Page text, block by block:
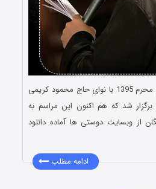
مراسم عزاداری شب هشتم محرم 1395 با نوای حاج محمود کریمی
شد که هم اکنون این مراسم به
از وبسایت دوستی ها آماده دانلود
ادامه مطلب